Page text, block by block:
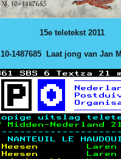
15e teletekst 2011
10-1487685 Laat jong van Jan